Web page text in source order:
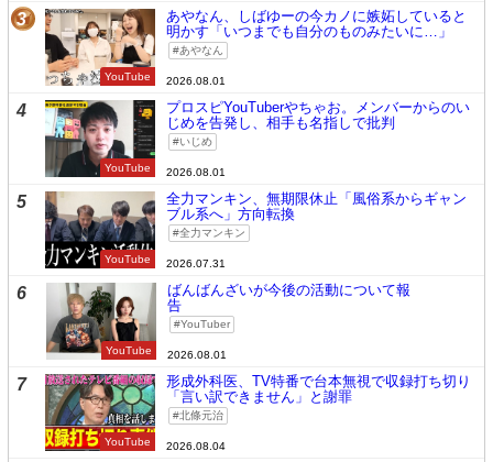
3
YouTube
あやなん、しばゆーの今カノに嫉妬していると
明かす「いつまでも自分のものみたいに…」
あやなん
2026.08.01
4
YouTube
プロスピYouTuberやちゃお。メンバーからのい
じめを告発し、相手も名指しで批判
いじめ
2026.08.01
5
YouTube
全力マンキン、無期限休止「風俗系からギャン
ブル系へ」方向転換
全力マンキン
2026.07.31
6
YouTube
ばんばんざいが今後の活動について報
告
YouTuber
2026.08.01
7
YouTube
形成外科医、TV特番で台本無視で収録打ち切り
「言い訳できません」と謝罪
北條元治
2026.08.04